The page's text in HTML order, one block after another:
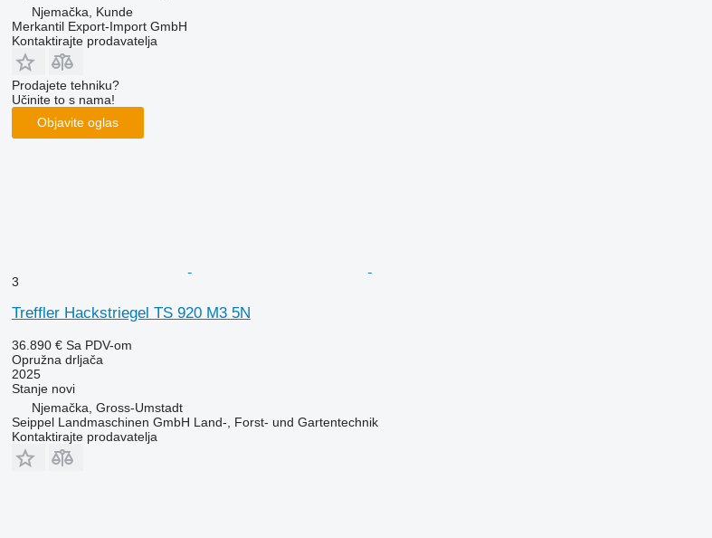
Njemačka, Kunde
Merkantil Export-Import GmbH
Kontaktirajte prodavatelja
Prodajete tehniku?
Učinite to s nama!
Objavite oglas
3
Treffler Hackstriegel TS 920 M3 5N
36.890 € Sa PDV-om
Opružna drljača
2025
Stanjenovi
Njemačka, Gross-Umstadt
Seippel Landmaschinen GmbH Land-, Forst- und Gartentechnik
Kontaktirajte prodavatelja